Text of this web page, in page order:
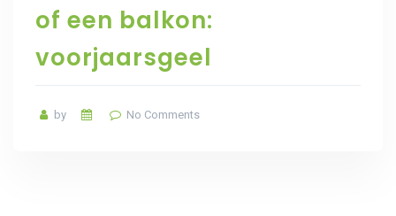
of een balkon:
voorjaarsgeel
by No Comments